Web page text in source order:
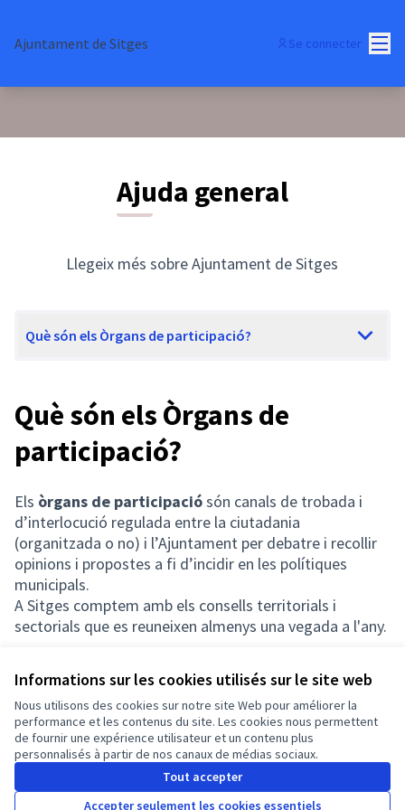
Informations sur les cookies utilisés sur le site web
Nous utilisons des cookies sur notre site Web pour améliorer la
performance et les contenus du site. Les cookies nous permettent
de fournir une expérience utilisateur et un contenu plus
personnalisés à partir de nos canaux de médias sociaux.
Tout accepter
Accepter seulement les cookies essentiels
Ajuntament de Sitges Se connecter
Ajuda general
Llegeix més sobre Ajuntament de Sitges
Què són els Òrgans de participació?
Què són els Òrgans de
participació?
Els òrgans de participaciósón canals de trobada i
d’interlocució regulada entre la ciutadania
(organitzada o no) i l’Ajuntament per debatre i recollir
opinions i propostes a fi d’incidir en les polítiques
municipals.
A Sitges comptem amb els consells territorials i
sectorials que es reuneixen almenys una vegada a l'any.
Conditions d'utilisation
Paramètres des cookies
Français
Triar la llengua Elegir el idiomaChoose languageChoisir la langue